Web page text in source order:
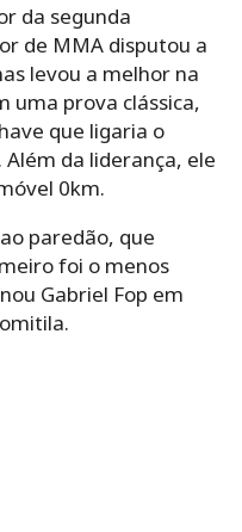
da segunda
de MMA disputou a
levou a melhor na
uma prova clássica,
que ligaria o
da liderança, ele
0km.
paredão, que
foi o menos
Gabriel Fop em